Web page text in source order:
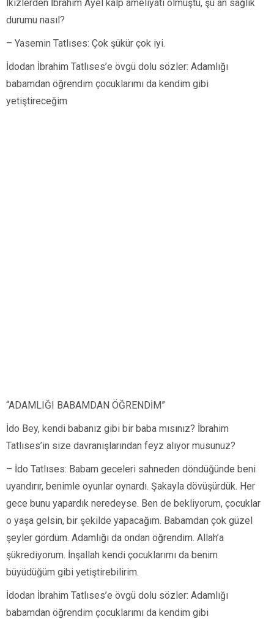
İkizlerden İbrahim Ayel kalp ameliyatı olmuştu, şu an sağlık
durumu nasıl?
– Yasemin Tatlıses: Çok şükür çok iyi.
İdodan İbrahim Tatlıses’e övgü dolu sözler: Adamlığı
babamdan öğrendim çocuklarımı da kendim gibi
yetiştireceğim
“ADAMLIĞI BABAMDAN ÖĞRENDİM”
İdo Bey, kendi babanız gibi bir baba mısınız? İbrahim
Tatlıses’in size davranışlarından feyz alıyor musunuz?
– İdo Tatlıses: Babam geceleri sahneden döndüğünde beni
uyandırır, benimle oyunlar oynardı. Şakayla dövüşürdük. Her
gece bunu yapardık neredeyse. Ben de bekliyorum, çocuklar
o yaşa gelsin, bir şekilde yapacağım. Babamdan çok güzel
şeyler gördüm. Adamlığı da ondan öğrendim. Allah’a
şükrediyorum. İnşallah kendi çocuklarımı da benim
büyüdüğüm gibi yetiştirebilirim.
İdodan İbrahim Tatlıses’e övgü dolu sözler: Adamlığı
babamdan öğrendim çocuklarımı da kendim gibi